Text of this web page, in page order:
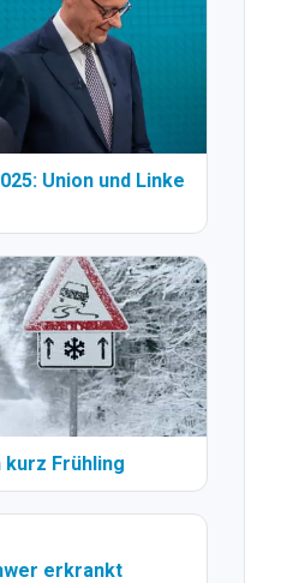
Union und Linke
kurz Frühling
erkrankt